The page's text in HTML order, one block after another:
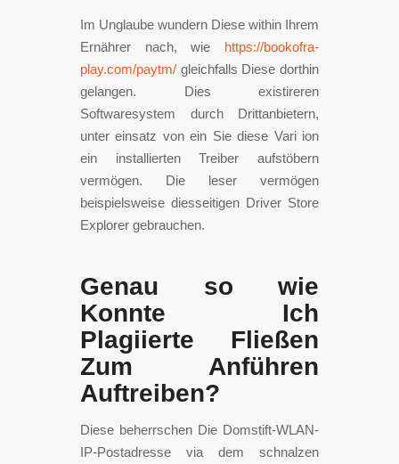
Im Unglaube wundern Diese within Ihrem
Ernährer nach, wie https://bookofra-
play.com/paytm/ gleichfalls Diese dorthin
gelangen. Dies existireren
Softwaresystem durch Drittanbietern,
unter einsatz von ein Sie diese Vari ion
ein installierten Treiber aufstöbern
vermögen. Die leser vermögen
beispielsweise diesseitigen Driver Store
Explorer gebrauchen.
Genau so wie
Konnte Ich
Plagiierte Fließen
Zum Anführen
Auftreiben?
Diese beherrschen Die Domstift-WLAN-
IP-Postadresse via dem schnalzen